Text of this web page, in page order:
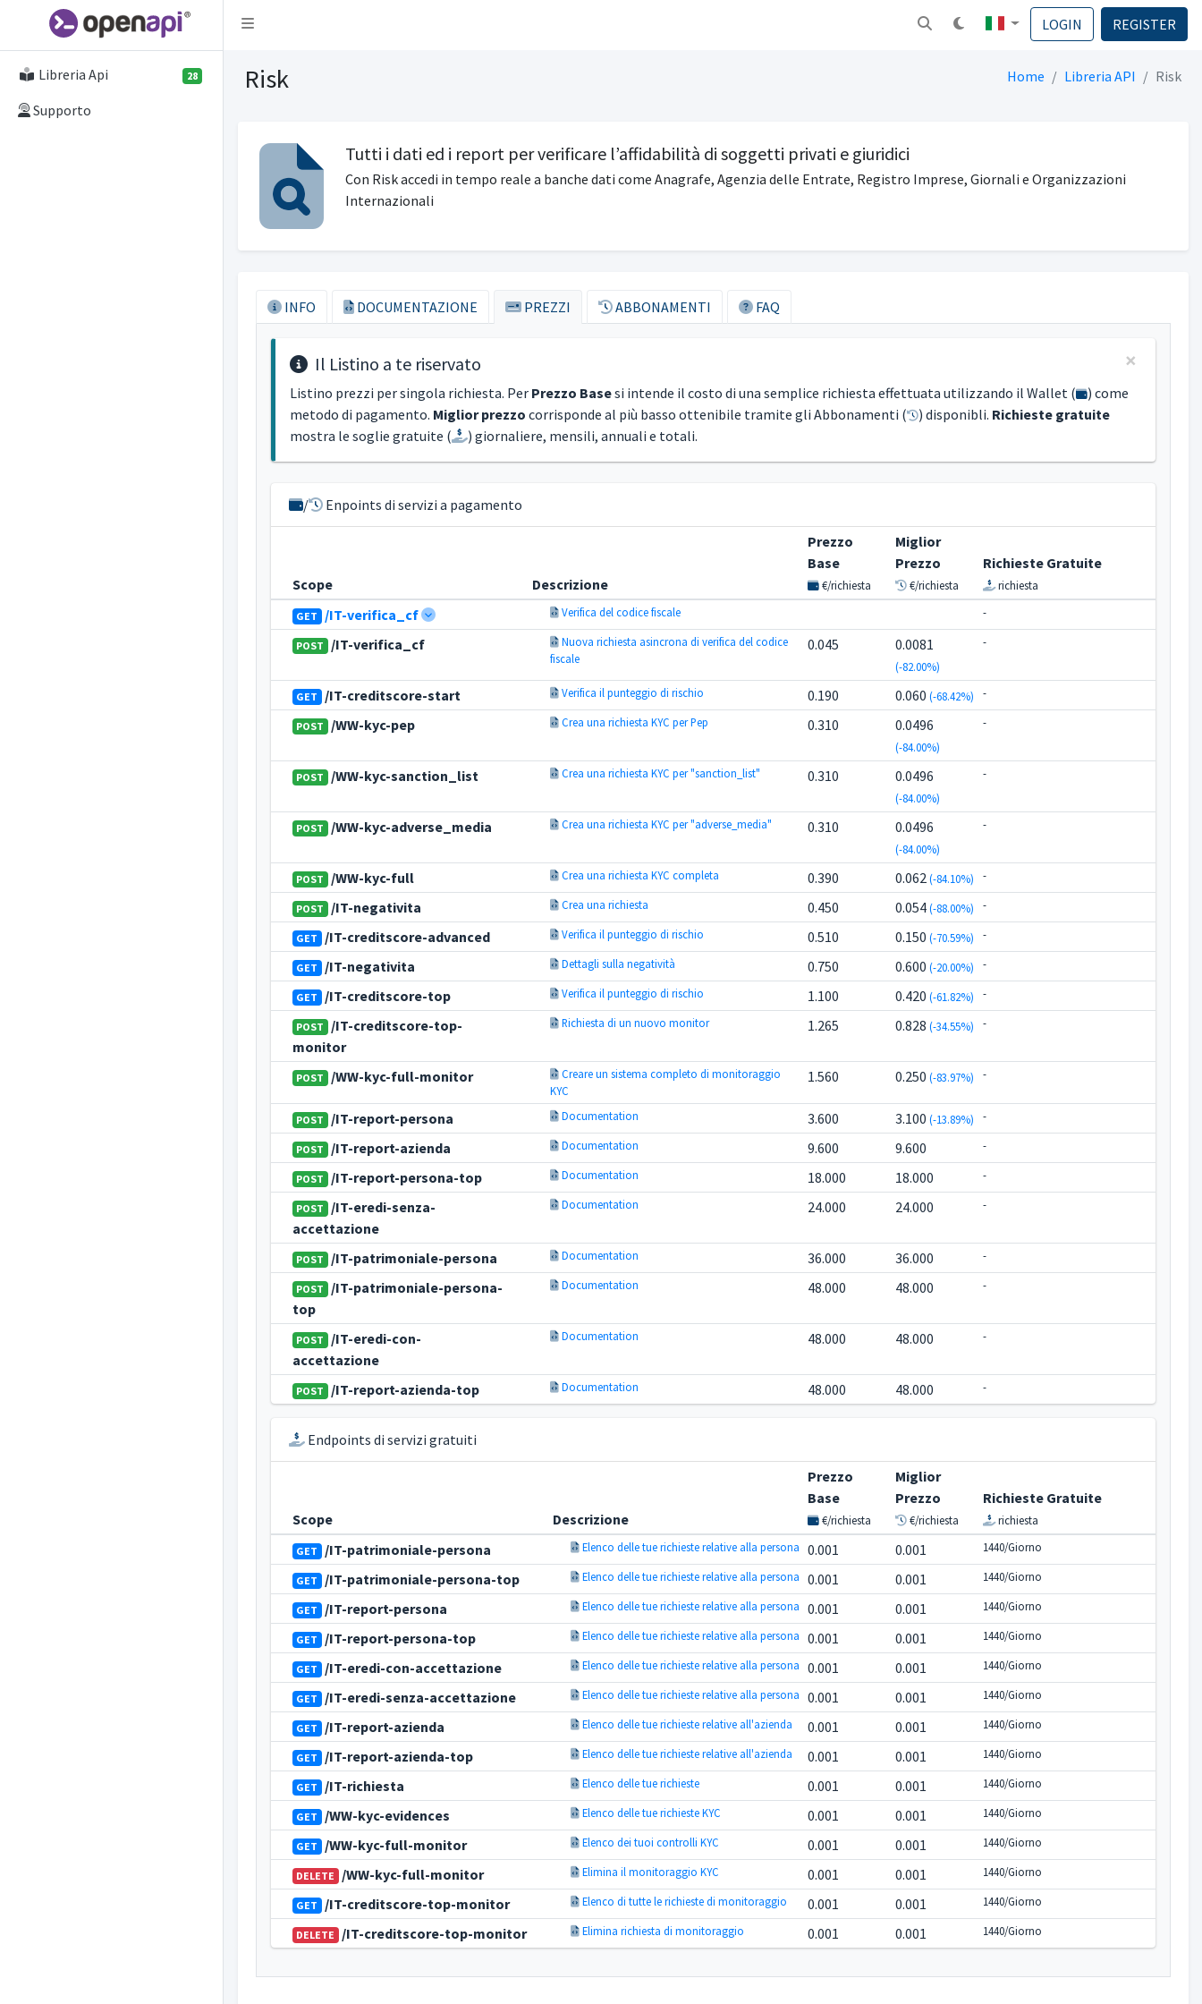
Attiva la navigazione LOGIN REGISTER
Libreria Api 28
Supporto
Risk Home Libreria API Risk
Tutti i dati ed i report per verificare l’affidabilità di soggetti privati e giuridici
Con Risk accedi in tempo reale a banche dati come Anagrafe, Agenzia delle Entrate, Registro Imprese, Giornali e Organizzazioni
Internazionali
INFO DOCUMENTAZIONE PREZZI ABBONAMENTI FAQ
×
Il Listino a te riservato
Listino prezzi per singola richiesta. Per Prezzo Basesi intende il costo di una semplice richiesta effettuata utilizzando il Wallet (
) come
metodo di pagamento. Miglior prezzo corrisponde al più basso ottenibile tramite gli Abbonamenti ( ) disponibli. Richieste gratuite
mostra le soglie gratuite (
) giornaliere, mensili, annuali e totali.
/ Enpoints di servizi a pagamento
Scope Descrizione
Prezzo
Base
€/richiesta
Miglior
Prezzo
€/richiesta
Richieste Gratuite
richiesta
GET /IT-verifica_cf Verifica del codice fiscale -
POST /IT-verifica_cf
Nuova richiesta asincrona di verifica del codice
fiscale
0.045 0.0081
(-82.00%)
-
GET /IT-creditscore-start Verifica il punteggio di rischio 0.190 0.060(-68.42%) -
POST /WW-kyc-pep Crea una richiesta KYC per Pep 0.310 0.0496
(-84.00%)
-
POST /WW-kyc-sanction_list Crea una richiesta KYC per "sanction_list" 0.310 0.0496
(-84.00%)
-
POST /WW-kyc-adverse_media Crea una richiesta KYC per "adverse_media" 0.310 0.0496
(-84.00%)
-
POST /WW-kyc-full Crea una richiesta KYC completa 0.390 0.062(-84.10%) -
POST /IT-negativita Crea una richiesta 0.450 0.054(-88.00%) -
GET /IT-creditscore-advanced Verifica il punteggio di rischio 0.510 0.150(-70.59%) -
GET /IT-negativita Dettagli sulla negatività 0.750 0.600(-20.00%) -
GET /IT-creditscore-top Verifica il punteggio di rischio 1.100 0.420(-61.82%) -
POST
/IT-creditscore-top-
monitor
Richiesta di un nuovo monitor 1.265 0.828(-34.55%) -
POST /WW-kyc-full-monitor
Creare un sistema completo di monitoraggio
KYC
1.560 0.250(-83.97%) -
POST /IT-report-persona Documentation 3.600 3.100(-13.89%) -
POST /IT-report-azienda Documentation 9.600 9.600 -
POST /IT-report-persona-top Documentation 18.000 18.000 -
POST
/IT-eredi-senza-
accettazione
Documentation 24.000 24.000 -
POST /IT-patrimoniale-persona Documentation 36.000 36.000 -
POST
/IT-patrimoniale-persona-
top
Documentation 48.000 48.000 -
POST
/IT-eredi-con-
accettazione
Documentation 48.000 48.000 -
POST /IT-report-azienda-top Documentation 48.000 48.000 -
Endpoints di servizi gratuiti
Scope Descrizione
Prezzo
Base
€/richiesta
Miglior
Prezzo
€/richiesta
Richieste Gratuite
richiesta
GET /IT-patrimoniale-persona Elenco delle tue richieste relative alla persona 0.001 0.001 1440/Giorno
GET /IT-patrimoniale-persona-top Elenco delle tue richieste relative alla persona 0.001 0.001 1440/Giorno
GET /IT-report-persona Elenco delle tue richieste relative alla persona 0.001 0.001 1440/Giorno
GET /IT-report-persona-top Elenco delle tue richieste relative alla persona 0.001 0.001 1440/Giorno
GET /IT-eredi-con-accettazione Elenco delle tue richieste relative alla persona 0.001 0.001 1440/Giorno
GET /IT-eredi-senza-accettazione Elenco delle tue richieste relative alla persona 0.001 0.001 1440/Giorno
GET /IT-report-azienda Elenco delle tue richieste relative all'azienda 0.001 0.001 1440/Giorno
GET /IT-report-azienda-top Elenco delle tue richieste relative all'azienda 0.001 0.001 1440/Giorno
GET /IT-richiesta Elenco delle tue richieste 0.001 0.001 1440/Giorno
GET /WW-kyc-evidences Elenco delle tue richieste KYC 0.001 0.001 1440/Giorno
GET /WW-kyc-full-monitor Elenco dei tuoi controlli KYC 0.001 0.001 1440/Giorno
DELETE /WW-kyc-full-monitor Elimina il monitoraggio KYC 0.001 0.001 1440/Giorno
GET /IT-creditscore-top-monitor Elenco di tutte le richieste di monitoraggio 0.001 0.001 1440/Giorno
DELETE /IT-creditscore-top-monitor Elimina richiesta di monitoraggio 0.001 0.001 1440/Giorno